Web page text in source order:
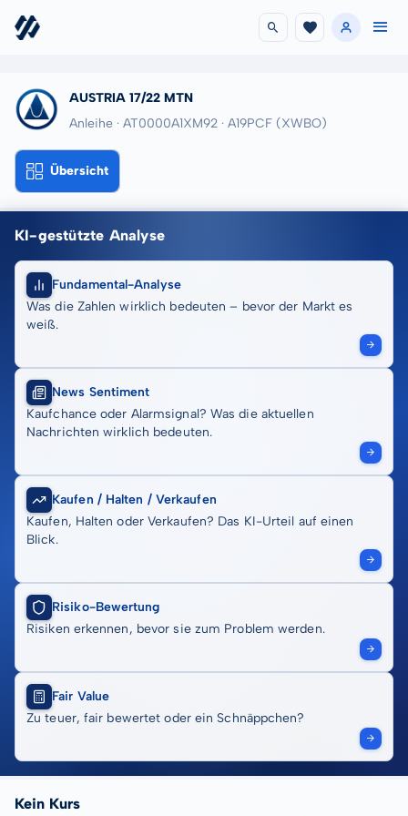
AUSTRIA 17/22 MTN
Anleihe · AT0000A1XM92 · A19PCF (XWBO)
Übersicht
KI-gestützte Analyse
Fundamental-Analyse
Was die Zahlen wirklich bedeuten – bevor der Markt es
weiß.
News Sentiment
Kaufchance oder Alarmsignal? Was die aktuellen
Nachrichten wirklich bedeuten.
Kaufen / Halten / Verkaufen
Kaufen, Halten oder Verkaufen? Das KI-Urteil auf einen
Blick.
Risiko-Bewertung
Risiken erkennen, bevor sie zum Problem werden.
Fair Value
Zu teuer, fair bewertet oder ein Schnäppchen?
Kein Kurs